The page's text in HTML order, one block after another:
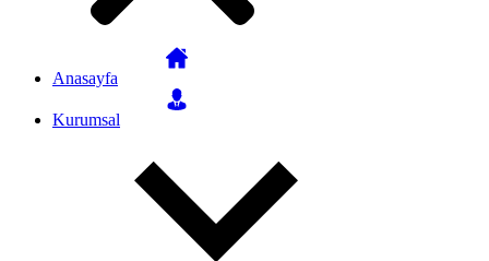
Anasayfa
Kurumsal